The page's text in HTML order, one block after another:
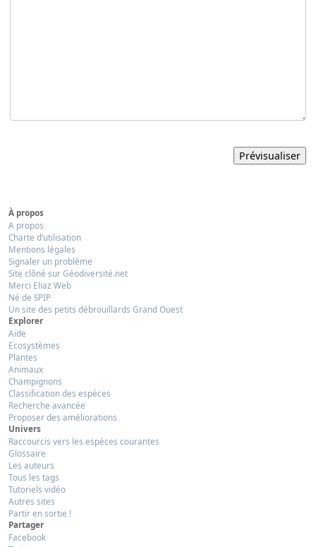
À propos
A propos
Charte d’utilisation
Mentions légales
Signaler un problème
Site clôné sur Géodiversité.net
Merci Eliaz Web
Né de SPIP
Un site des petits débrouillards Grand Ouest
Explorer
Aide
Ecosystèmes
Plantes
Animaux
Champignons
Classification des espèces
Recherche avancée
Proposer des améliorations
Univers
Raccourcis vers les espèces courantes
Glossaire
Les auteurs
Tous les tags
Tutoriels vidéo
Autres sites
Partir en sortie !
Partager
Facebook